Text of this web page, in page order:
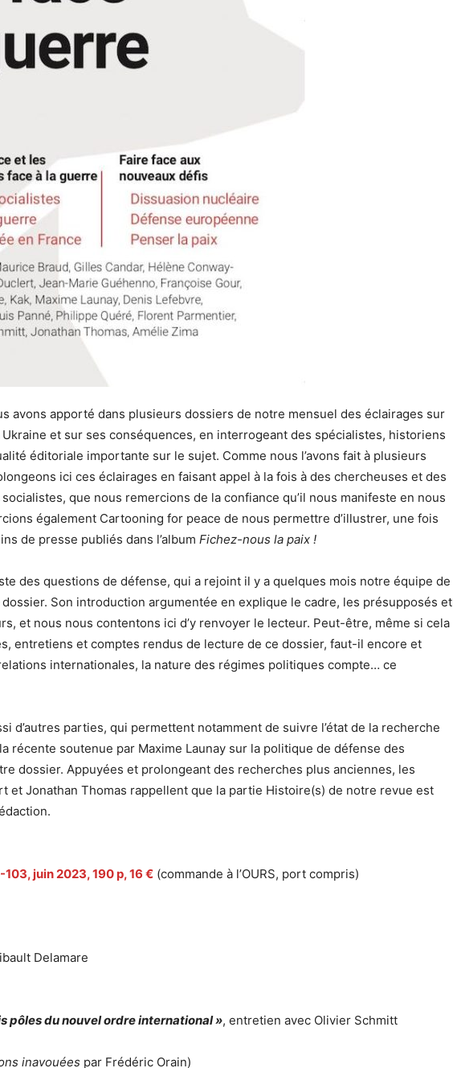
avons apporté dans plusieurs dossiers de notre mensuel des éclairages sur
et sur ses conséquences, en interrogeant des spécialistes, historiens
éditoriale importante sur le sujet. Comme nous l’avons fait à plusieurs
ici ces éclairages en faisant appel à la fois à des chercheuses et des
que nous remercions de la confiance qu’il nous manifeste en nous
également Cartooning for peace de nous permettre d’illustrer, une fois
de presse publiés dans l’album Fichez-nous la paix !
des questions de défense, qui a rejoint il y a quelques mois notre équipe de
Son introduction argumentée en explique le cadre, les présupposés et
et nous nous contentons ici d’y renvoyer le lecteur. Peut-être, même si cela
entretiens et comptes rendus de lecture de ce dossier, faut-il encore et
internationales, la nature des régimes politiques compte… ce
d’autres parties, qui permettent notamment de suivre l’état de la recherche
récente soutenue par Maxime Launay sur la politique de défense des
dossier. Appuyées et prolongeant des recherches plus anciennes, les
et Jonathan Thomas rappellent que la partie Histoire(s) de notre revue est
103, juin 2023, 190 p, 16 € (commande à l’OURS, port compris)
Delamare
pôles du nouvel ordre international », entretien avec Olivier Schmitt
inavouées par Frédéric Orain)